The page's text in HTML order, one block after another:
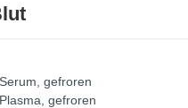
gefroren
gefroren